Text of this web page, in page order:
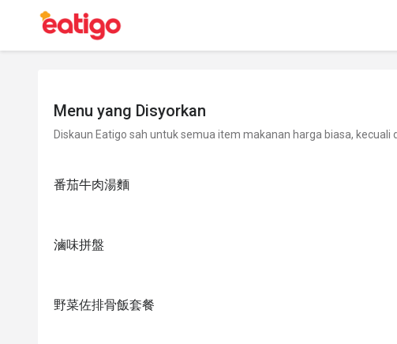
Menu yang Disyorkan
Diskaun Eatigo sah untuk semua item makanan harga biasa, kecuali
番茄牛肉湯麵
滷味拼盤
野菜佐排骨飯套餐